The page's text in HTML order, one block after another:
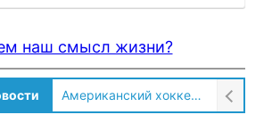
наш смысл жизни?
Солдат ВСУ говорит о том, чтобы продавали топливо для ремонта техники в Угледаре